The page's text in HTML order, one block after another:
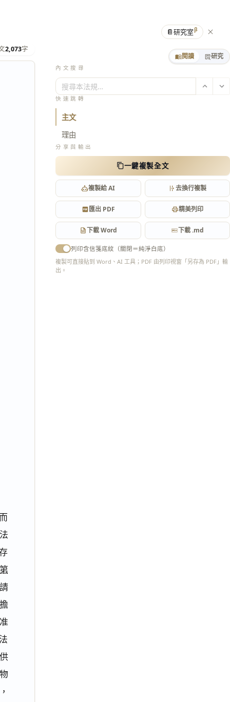
2,073字
閱讀 研究
內文搜尋
搜尋本法規…
快速跳轉
主文
理由
分享與輸出
一鍵複製全文
複製給 AI 去換行複製
匯出 PDF 精美列印
下載 Word 下載 .md
列印含信箋底紋（關閉＝純淨白底）
複製可直接貼到 Word、AI 工具；PDF 由列印視窗「另存為 PDF」輸
出。
📔研究室β